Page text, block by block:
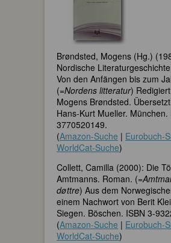
Brøndsted, Mogens (Hg.)
Nordische
Von den Anfängen bis zum
(=Nordens litteratur)
Mogens Brøndsted.
Hans-Kurt Mueller. München.
3770520149.
(Amazon-Suche | Eurobuch-
WorldCat-Suche)
Collett, Camilla (2000): Die
Amtmanns. Roman. (=
døttre) Aus dem
einem Nachwort von Berit
Siegen. Böschen. ISBN 3-
(Amazon-Suche | Eurobuch-
WorldCat-Suche)